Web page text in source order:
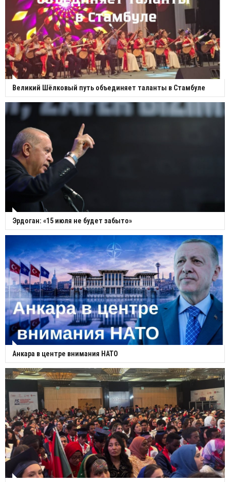
Великий Шёлковый путь объединяет таланты в Стамбуле
Эрдоган: «15 июля не будет забыто»
Анкара в центре внимания НАТО